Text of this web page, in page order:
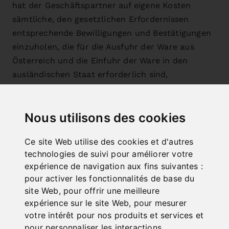
Nous utilisons des cookies
Ce site Web utilise des cookies et d'autres
technologies de suivi pour améliorer votre
expérience de navigation aux fins suivantes :
pour activer les fonctionnalités de base du
site Web, pour offrir une meilleure
expérience sur le site Web, pour mesurer
votre intérêt pour nos produits et services et
hat der Geschäftspartner auf eigene Kosten
sämtliche, den gesetzlichen Erfordernissen
entsprechende Bewilligungen und Bestätigungen
einzuholen, die für die Ausfuhr der Ware aus
Österreich und die Einfuhr der Ware in den
ausländischen Staat erforderlich sind,
Liefer-/Leistungsort vereinbart worden, sind wir
berechtigt, die Lieferung/Leistung am Sitz oder
an einer anderen Niederlassung des
Geschäftspartners vorzunehmen.
5.12. Wird die Ware vom Geschäftspartner am
Lieferort nicht fristgerecht übernommen sind wir